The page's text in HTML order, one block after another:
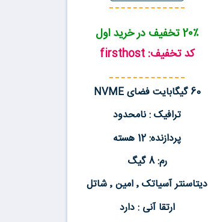
2۰٪ تخفیف در خرید اول
کد تخفیف: firsthost
60 گیگابایت فضای NVME
ترافیک : نامحدود
پردازنده: 12 هسته
رم: 8 گیگ
دیتاسنتر آسیاتک ٬ امین ٬ شاتل
ارتقا آنی : دارد